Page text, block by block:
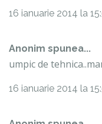
16 ianuarie 2014 la
Anonim spunea...
umpic de
16 ianuarie 2014 la